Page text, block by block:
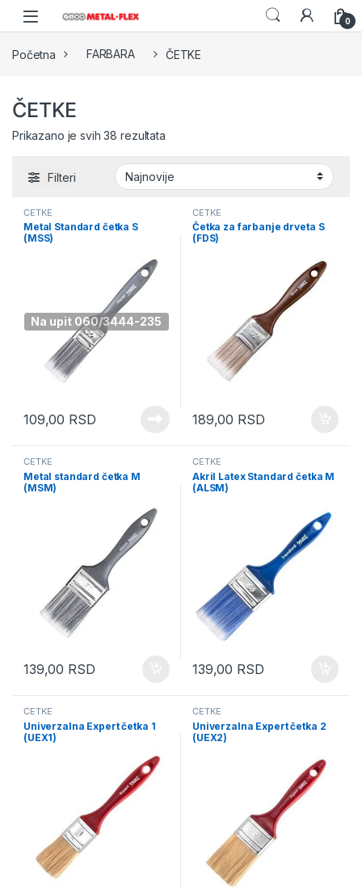
Skip to navigation
Skip to content
0
Početna FARBARA ČETKE
ČETKE
Prikazano je svih 38 rezultataSorted by latest
Filteri
Na upit 060/3444-235
ČETKE
Metal Standard četka S
(MSS)
109,00 RSD
ČETKE
Četka za farbanje drveta S
(FDS)
189,00 RSD
ČETKE
Metal standard četka M
(MSM)
139,00 RSD
ČETKE
Akril Latex Standard četka M
(ALSM)
139,00 RSD
ČETKE
Univerzalna Expert četka 1
(UEX1)
ČETKE
Univerzalna Expert četka 2
(UEX2)